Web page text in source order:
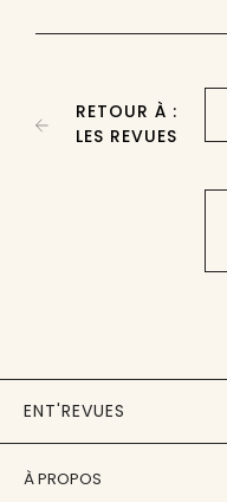
RETOUR À :
LES REVUES
ENT'REVUES
À PROPOS